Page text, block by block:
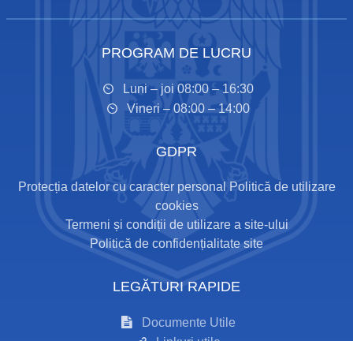
PROGRAM DE LUCRU
Luni – joi 08:00 – 16:30
Vineri – 08:00 – 14:00
GDPR
Protecția datelor cu caracter personal
Politică de utilizare
cookies
Termeni și condiții de utilizare a site-ului
Politică de confidențialitate site
LEGĂTURI RAPIDE
Documente Utile